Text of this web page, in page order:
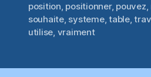
position, positionner, pouvez,
souhaite, systeme,table,
utilise, vraiment